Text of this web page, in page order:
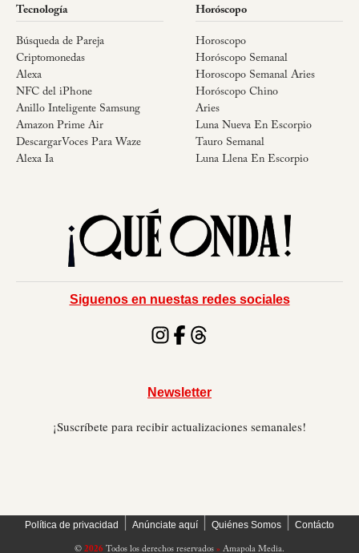
Tecnología
Búsqueda de Pareja
Criptomonedas
Alexa
NFC del iPhone
Anillo Inteligente Samsung
Amazon Prime Air
DescargarVoces Para Waze
Alexa Ia
Horóscopo
Horoscopo
Horóscopo Semanal
Horoscopo Semanal Aries
Horóscopo Chino
Aries
Luna Nueva En Escorpio
Tauro Semanal
Luna Llena En Escorpio
Siguenos en nuestas redes sociales
Newsletter
¡Suscríbete para recibir actualizaciones semanales!
Política de privacidad Anúnciate aquí Quiénes Somos Contácto
© 2026 Todos los derechos reservados » Amapola Media.